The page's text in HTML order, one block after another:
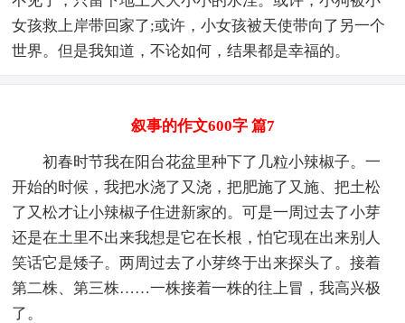
女孩救上岸带回家了;或许，小女孩被天使带向了另一个
世界。但是我知道，不论如何，结果都是幸福的。
叙事的作文600字 篇7
初春时节我在阳台花盆里种下了几粒小辣椒子。一
开始的时候，我把水浇了又浇，把肥施了又施、把土松
了又松才让小辣椒子住进新家的。可是一周过去了小芽
还是在土里不出来我想是它在长根，怕它现在出来别人
笑话它是矮子。两周过去了小芽终于出来探头了。接着
第二株、第三株……一株接着一株的往上冒，我高兴极
了。